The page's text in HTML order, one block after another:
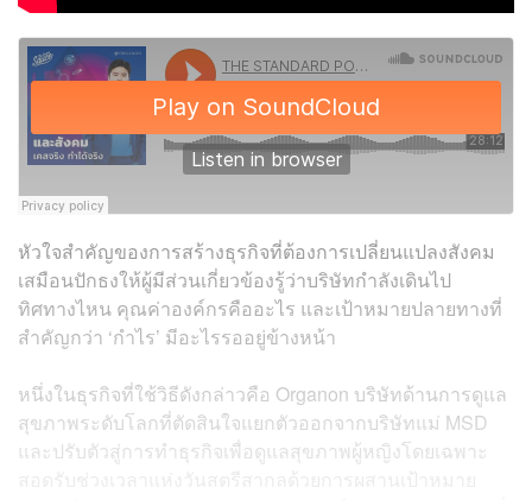
หัวใจสำคัญของการสร้างธุรกิจที่ต้องการเปลี่ยนแปลงสังคม
เสมือนปักธงให้ผู้มีส่วนเกี่ยวข้องรู้ว่าบริษัทกำลังเดินไป
ทิศทางไหน คุณค่าองค์กรคืออะไร และเป้าหมายปลายทางที่
สำคัญกว่า ‘กำไร’ มีอะไรรออยู่ข้างหน้า
หนึ่งในธุรกิจที่ใช้วิธีดังกล่าวคือ Organon บริษัทด้านการดูแล
สุขภาพระดับโลกที่ตัดสินใจแยกตัวออกจากบริษัทแม่ MSD
และปรับตัวสู่การทำธุรกิจเพื่อดูแลสุขภาพผู้หญิงโดยเฉพาะ